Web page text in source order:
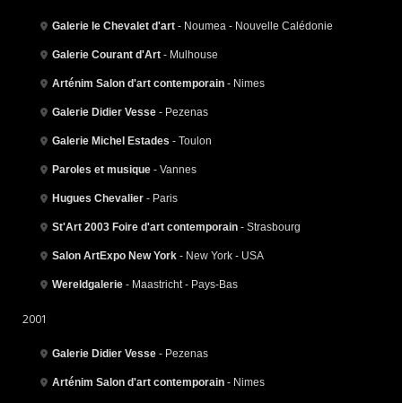
Galerie le Chevalet d'art - Noumea - Nouvelle Calédonie
Galerie Courant d'Art - Mulhouse
Arténim Salon d'art contemporain - Nimes
Galerie Didier Vesse - Pezenas
Galerie Michel Estades - Toulon
Paroles et musique - Vannes
Hugues Chevalier - Paris
St'Art 2003 Foire d'art contemporain - Strasbourg
Salon ArtExpo New York - New York - USA
Wereldgalerie - Maastricht - Pays-Bas
2001
Galerie Didier Vesse - Pezenas
Arténim Salon d'art contemporain - Nimes